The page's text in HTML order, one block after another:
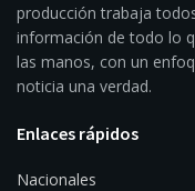
producción trabaja
información de todo lo
las manos, con un
noticia una verdad.
Enlaces rápidos
Nacionales